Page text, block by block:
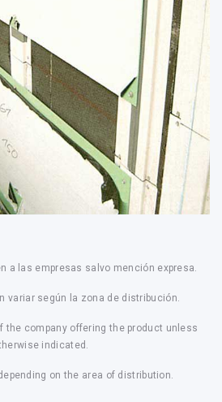
a las empresas salvo mención expresa.
variar según la zona de distribución.
the company offering the product unless
indicated.
on the area of distribution.